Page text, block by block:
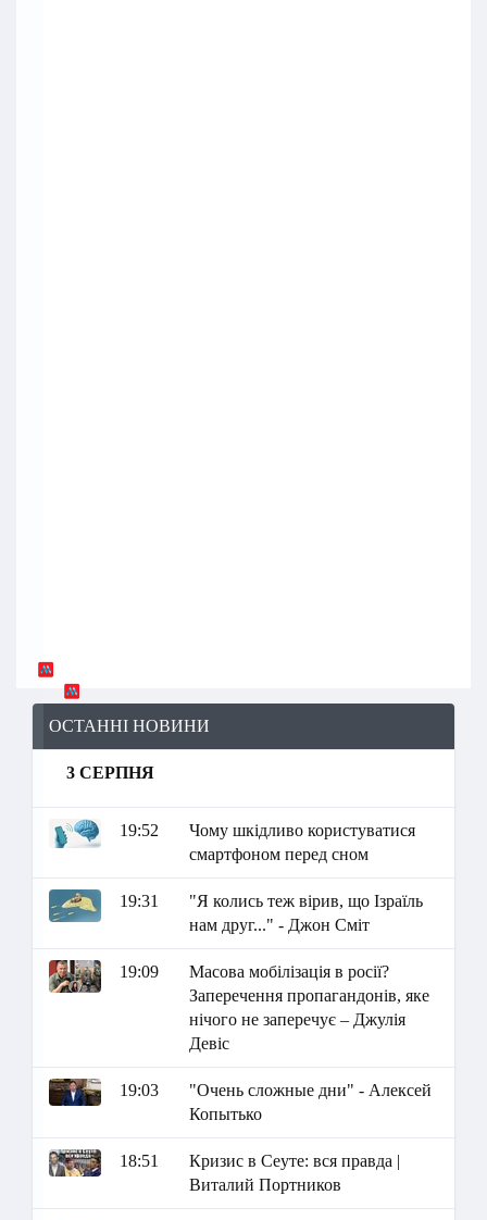
ОСТАННІ НОВИНИ
3 СЕРПНЯ
19:52
Чому шкідливо користуватися
смартфоном перед сном
19:31
"Я колись теж вірив, що Ізраїль
нам друг..." - Джон Сміт
19:09
Масова мобілізація в росії?
Заперечення пропагандонів, яке
нічого не заперечує – Джулія
Девіс
19:03
"Очень сложные дни" - Алексей
Копытько
18:51
Кризис в Сеуте: вся правда |
Виталий Портников